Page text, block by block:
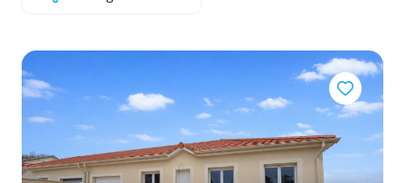
vendus
estimation
notre
agence
alerte
e-